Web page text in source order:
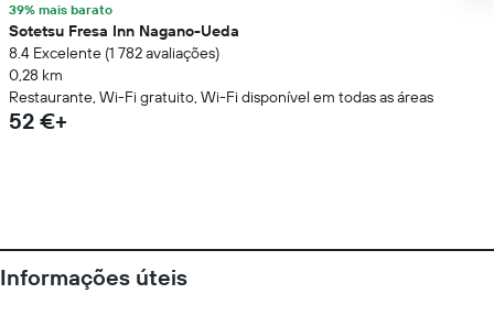
39% mais barato
Sotetsu Fresa Inn Nagano-Ueda
8.4 Excelente (1 782 avaliações)
0,28 km
Restaurante, Wi-Fi gratuito, Wi-Fi disponível em todas as áreas
52 €+
Informações úteis